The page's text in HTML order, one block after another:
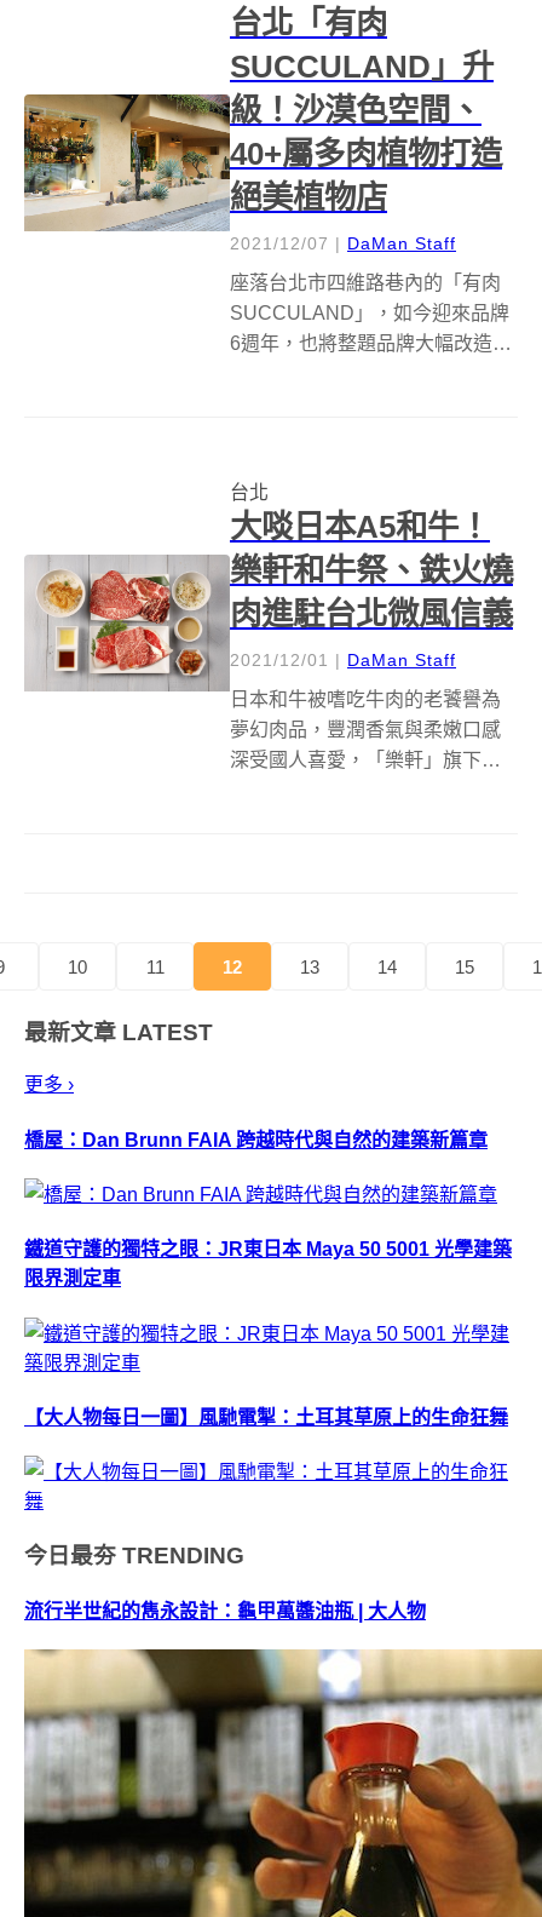
台北「有肉
SUCCULAND」升
級！沙漠色空間、
40+屬多肉植物打造
絕美植物店
2021/12/07 | DaMan Staff
座落台北市四維路巷內的「有肉
SUCCULAND」，如今迎來品牌
6週年，也將整題品牌大幅改造升
SUCCULAND重新以「植品設
計」定義自己，...
台北
大啖日本A5和牛！
樂軒和牛祭、鉄火燒
肉進駐台北微風信義
2021/12/01 | DaMan Staff
日本和牛被嗜吃牛肉的老饕譽為
夢幻肉品，豐潤香氣與柔嫩口感
深受國人喜愛，「樂軒」旗下主
於「和牛...
10 11 12 13 14 15
最新文章 LATEST
更多 ›
橋屋：Dan Brunn FAIA 跨越時代與自然的建築新篇章
鐵道守護的獨特之眼：JR東日本 Maya 50 5001 光學建築
限界測定車
【大人物每日一圖】風馳電掣：土耳其草原上的生命狂舞
今日最夯 TRENDING
流行半世紀的雋永設計：龜甲萬醬油瓶 | 大人物